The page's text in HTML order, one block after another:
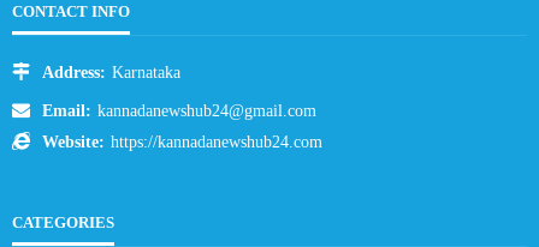
CONTACT INFO
Address: Karnataka
Email: kannadanewshub24@gmail.com
Website: https://kannadanewshub24.com
CATEGORIES